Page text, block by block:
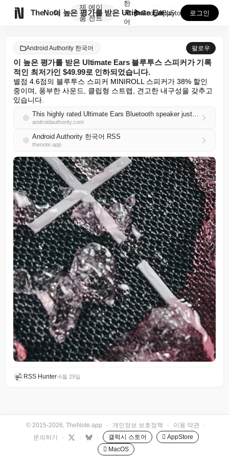
TheNote
제
품
에이
전트
이 높은 평가를 받은 Ultimate Ears 블루투스...
한
국
어
GooglePlay
AppStore 로그인
Android Authority 한국어 팔로우
이 높은 평가를 받은 Ultimate Ears 블루투스 스피커가 기록
적인 최저가인 $49.99로 인하되었습니다.
별점 4.6점의 블루투스 스피커 MINIROLL 스피커가 38% 할인
중이며, 풍부한 사운드, 클립형 스트랩, 견고한 내구성을 갖추고
있습니다.
This highly rated Ultimate Ears Bluetooth speaker just dropped to a record low of $49.99
androidauthority.com
Android Authority 한국어 RSS
thenote.app
RSS Hunter•6월 29일
© 2015-2026, TheNote.app · 개인정보 보호정책 · 이용 약관
·
문의하기
· · · 갤럭시 스토어
 AppStore
 MacOS